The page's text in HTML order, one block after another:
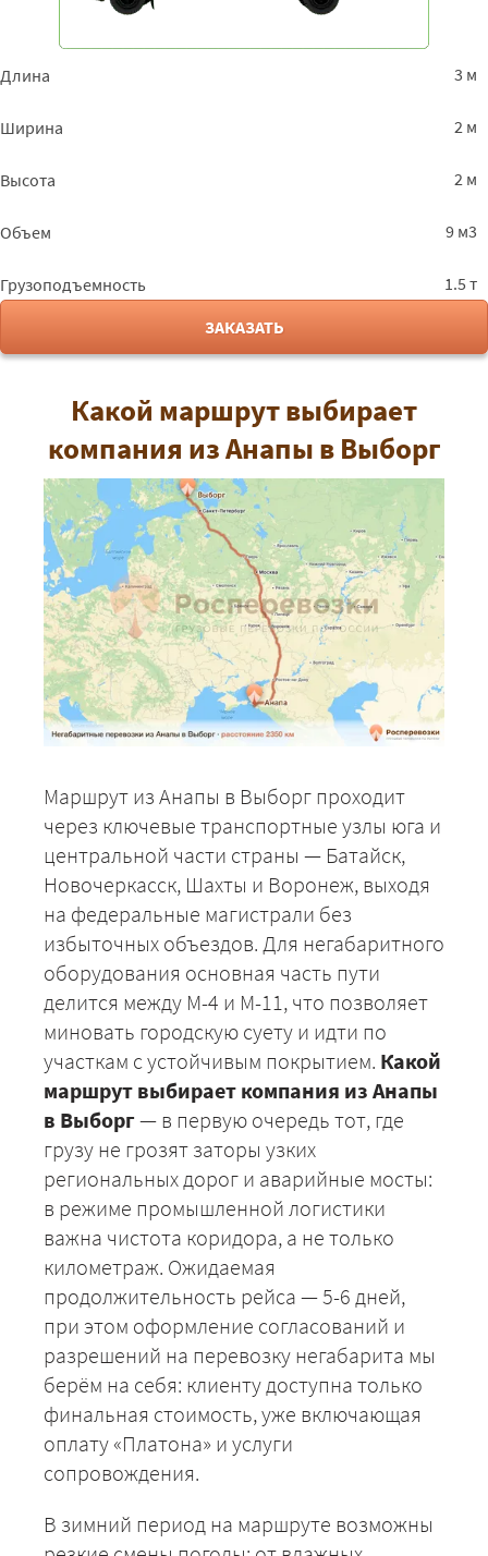
Длина 3 м
Ширина 2 м
Высота 2 м
Объем 9 м3
Грузоподъемность
1.5 т
ЗАКАЗАТЬ
Какой маршрут выбирает
компания из Анапы в Выборг
Маршрут из Анапы в Выборг проходит
через ключевые транспортные узлы юга и
центральной части страны — Батайск,
Новочеркасск, Шахты и Воронеж, выходя
на федеральные магистрали без
избыточных объездов. Для негабаритного
оборудования основная часть пути
делится между М-4 и М-11, что позволяет
миновать городскую суету и идти по
участкам с устойчивым покрытием. Какой
маршрут выбирает компания из Анапы
в Выборг— в первую очередь тот, где
грузу не грозят заторы узких
региональных дорог и аварийные мосты:
в режиме промышленной логистики
важна чистота коридора, а не только
километраж. Ожидаемая
продолжительность рейса — 5-6 дней,
при этом оформление согласований и
разрешений на перевозку негабарита мы
берём на себя: клиенту доступна только
финальная стоимость, уже включающая
оплату «Платона» и услуги
сопровождения.
В зимний период на маршруте возможны